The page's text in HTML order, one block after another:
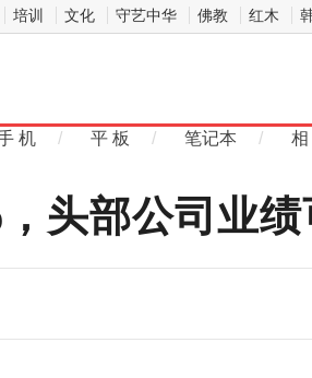
培训 文化 守艺中华 佛教 红木
机 / 平 板 / 笔记本 /
相
头部公司业